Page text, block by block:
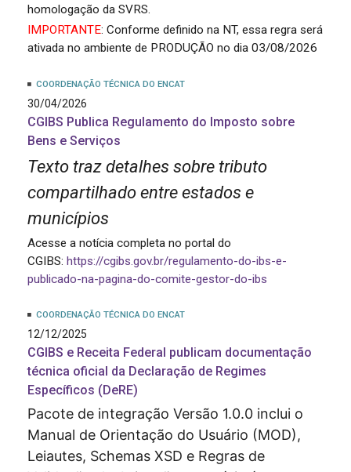
homologação da SVRS.
IMPORTANTE: Conforme definido na NT, essa regra será
ativada no ambiente de PRODUÇÃO no dia 03/08/2026
COORDENAÇÃO TÉCNICA DO ENCAT
30/04/2026
CGIBS Publica Regulamento do Imposto sobre
Bens e Serviços
Texto traz detalhes sobre tributo
compartilhado entre estados e
municípios
Acesse a notícia completa no portal do
CGIBS: https://cgibs.gov.br/regulamento-do-ibs-e-
publicado-na-pagina-do-comite-gestor-do-ibs
COORDENAÇÃO TÉCNICA DO ENCAT
12/12/2025
CGIBS e Receita Federal publicam documentação
técnica oficial da Declaração de Regimes
Específicos (DeRE)
Pacote de integração Versão 1.0.0 inclui o
Manual de Orientação do Usuário (MOD),
Leiautes, Schemas XSD e Regras de